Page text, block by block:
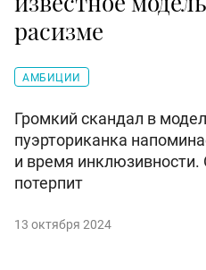
расизме
АМБИЦИИ
Громкий скандал в
пуэрториканка
и время инклюзивности.
потерпит
13 октября 2024